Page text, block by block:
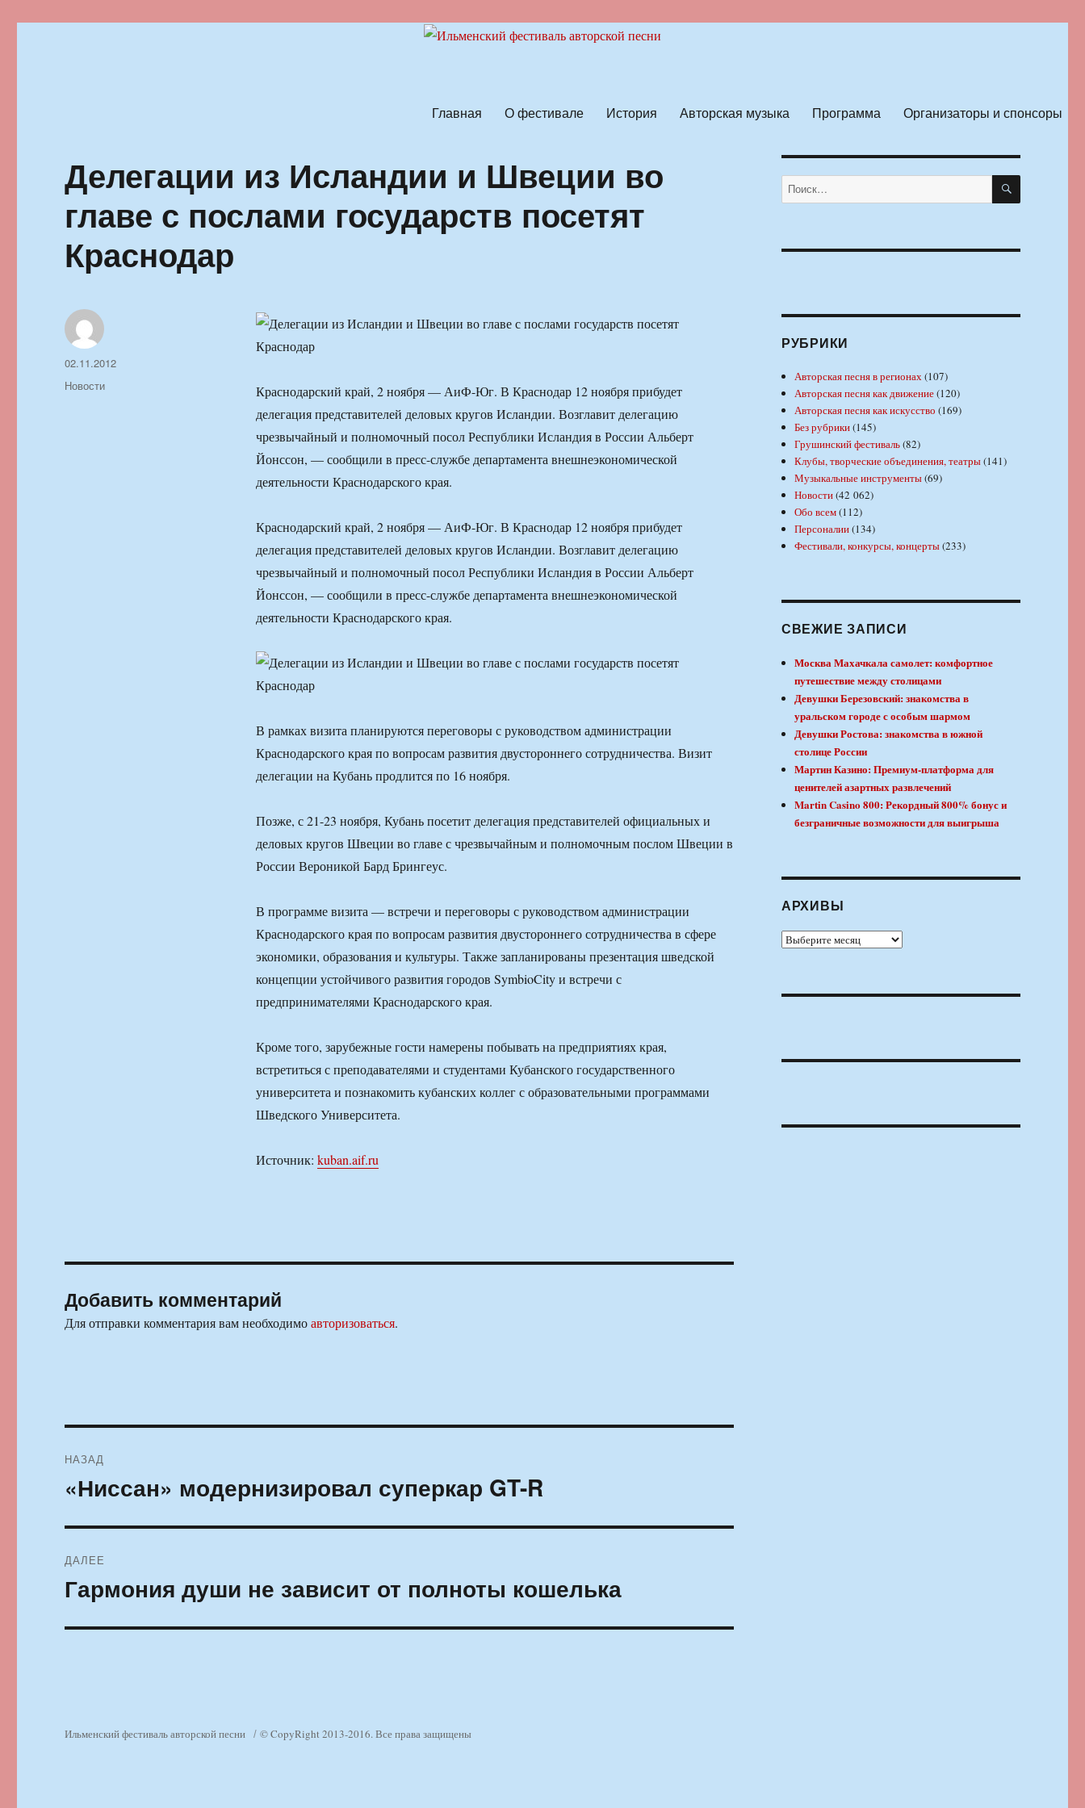
Главная О фестивале История Авторская музыка Программа Организаторы и спонсоры
Делегации из Исландии и Швеции во
главе с послами государств посетят
Краснодар
Краснодарский край, 2 ноября — АиФ-Юг. В Краснодар 12 ноября прибудет
делегация представителей деловых кругов Исландии. Возглавит делегацию
чрезвычайный и полномочный посол Республики Исландия в России Альберт
Йонссон, — сообщили в пресс-службе департамента внешнеэкономической
деятельности Краснодарского края.
Краснодарский край, 2 ноября — АиФ-Юг. В Краснодар 12 ноября прибудет
делегация представителей деловых кругов Исландии. Возглавит делегацию
чрезвычайный и полномочный посол Республики Исландия в России Альберт
Йонссон, — сообщили в пресс-службе департамента внешнеэкономической
деятельности Краснодарского края.
В рамках визита планируются переговоры с руководством администрации
Краснодарского края по вопросам развития двустороннего сотрудничества. Визит
делегации на Кубань продлится по 16 ноября.
Позже, с 21-23 ноября, Кубань посетит делегация представителей официальных и
деловых кругов Швеции во главе с чрезвычайным и полномочным послом Швеции в
России Вероникой Бард Брингеус.
В программе визита — встречи и переговоры с руководством администрации
Краснодарского края по вопросам развития двустороннего сотрудничества в сфере
экономики, образования и культуры. Также запланированы презентация шведской
концепции устойчивого развития городов SymbioCity и встречи с
предпринимателями Краснодарского края.
Кроме того, зарубежные гости намерены побывать на предприятиях края,
встретиться с преподавателями и студентами Кубанского государственного
университета и познакомить кубанских коллег с образовательными программами
Шведского Университета.
Источник: kuban.aif.ru
Автор
Опубликовано
02.11.2012
Рубрики
Новости
Добавить комментарий
Для отправки комментария вам необходимоавторизоваться.
по
НАЗАД
Предыдущая
«Ниссан» модернизировал суперкар GT-R
ДАЛЕЕ
Следующая
запись:
Гармония души не зависит от полноты кошелька
Искать: ПОИСК
РУБРИКИ
Авторская песня в регионах(107)
Авторская песня как движение(120)
Авторская песня как искусство (169)
Без рубрики(145)
Грушинский фестиваль(82)
Клубы, творческие объединения, театры(141)
Музыкальные инструменты(69)
Новости(42 062)
Обо всем(112)
Персоналии(134)
Фестивали, конкурсы, концерты(233)
СВЕЖИЕ ЗАПИСИ
Москва Махачкала самолет: комфортное
путешествие между столицами
Девушки Березовский: знакомства в
уральском городе с особым шармом
Девушки Ростова: знакомства в южной
столице России
Мартин Казино: Премиум-платформа для
ценителей азартных развлечений
Martin Casino 800: Рекордный 800% бонус и
безграничные возможности для выигрыша
АРХИВЫ
Архивы
Ильменский фестиваль авторской песни © CopyRight 2013-2016. Все права защищены